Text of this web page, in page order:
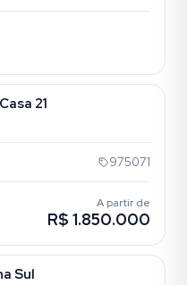
21
975071
A partir de
R$ 1.850.000
Sul